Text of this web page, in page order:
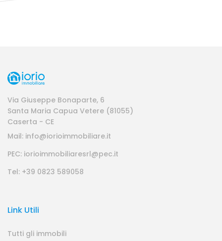
Via Giuseppe Bonaparte, 6
Santa Maria Capua Vetere (81055)
Caserta - CE
Mail: info@iorioimmobiliare.it
PEC: iorioimmobiliaresrl@pec.it
Tel: +39 0823 589058
Link Utili
Tutti gli immobili